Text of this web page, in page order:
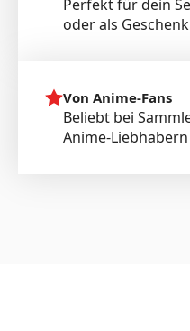
Perfekt für dein
oder als
Von Anime-Fans
Beliebt bei
Anime-Liebhabern